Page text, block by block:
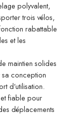
polyvalent,
trois vélos,
rabattable
et les
maintien solides
sa conception
d’utilisation.
fiable pour
déplacements